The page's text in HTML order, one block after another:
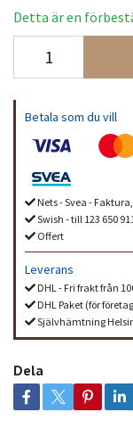
Detta är en
Betala som du vill
Nets - Svea -
Swish - till 123 650
Offert
Leverans
DHL - Fri frakt från
DHL Paket (för
Självhämtning
Dela